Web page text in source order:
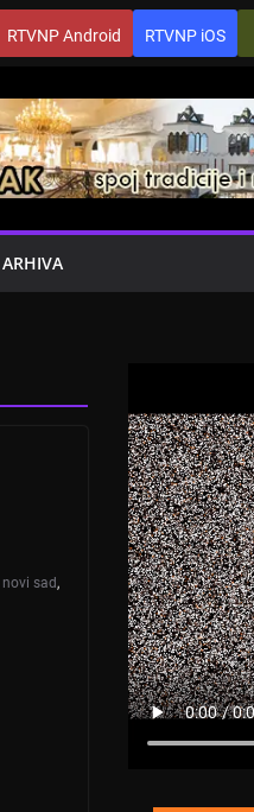
RTVNP Android RTVNP iOS
ARHIVA
novi sad,